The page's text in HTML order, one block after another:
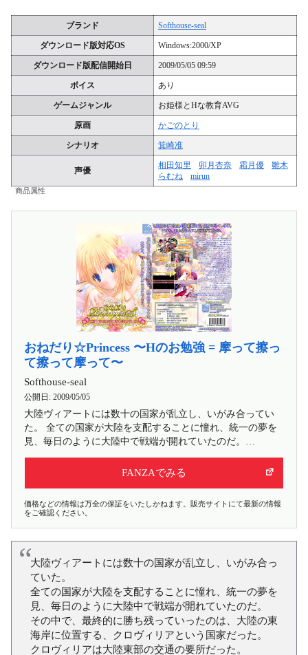
ブランド Softhouse-seal
ダウンロード版対応OS Windows:2000/XP
ダウンロード版配信開始日 2009/05/05 09:59
ボイス あり
ゲームジャンル お姫様とHな教育AVG
原画 かごのとり
シナリオ 箕崎准
声優
相田知里 卯月杏奈 霜月優
雛木
らむね
mirun
商品属性
おねだり☆Princess 〜Hのお勉強 = 摩って擦っ
て擦って摩って〜
Softhouse-seal
公開日: 2009/05/05
大陸ヴィアートには数十の国家が乱立し、いがみ合ってい
た。 全ての国家が大陸を支配することに憧れ、統一の夢を
見、毎日のように大陸中で戦端が開れていたのだ。…
FANZAでみる
価格などの情報は万全の保証をいたしかねます。販売サイトにて最新の情報
をご確認ください。
大陸ヴィアートには数十の国家が乱立し、いがみ合っ
ていた。
全ての国家が大陸を支配することに憧れ、統一の夢を
見、毎日のように大陸中で戦端が開れていたのだ。
その中で、最終的に勝ち残っていったのは、大陸の東
海岸に位置する、クロヴィリアという国家だった。
クロヴィリアは大陸東部の交通の要所だった。